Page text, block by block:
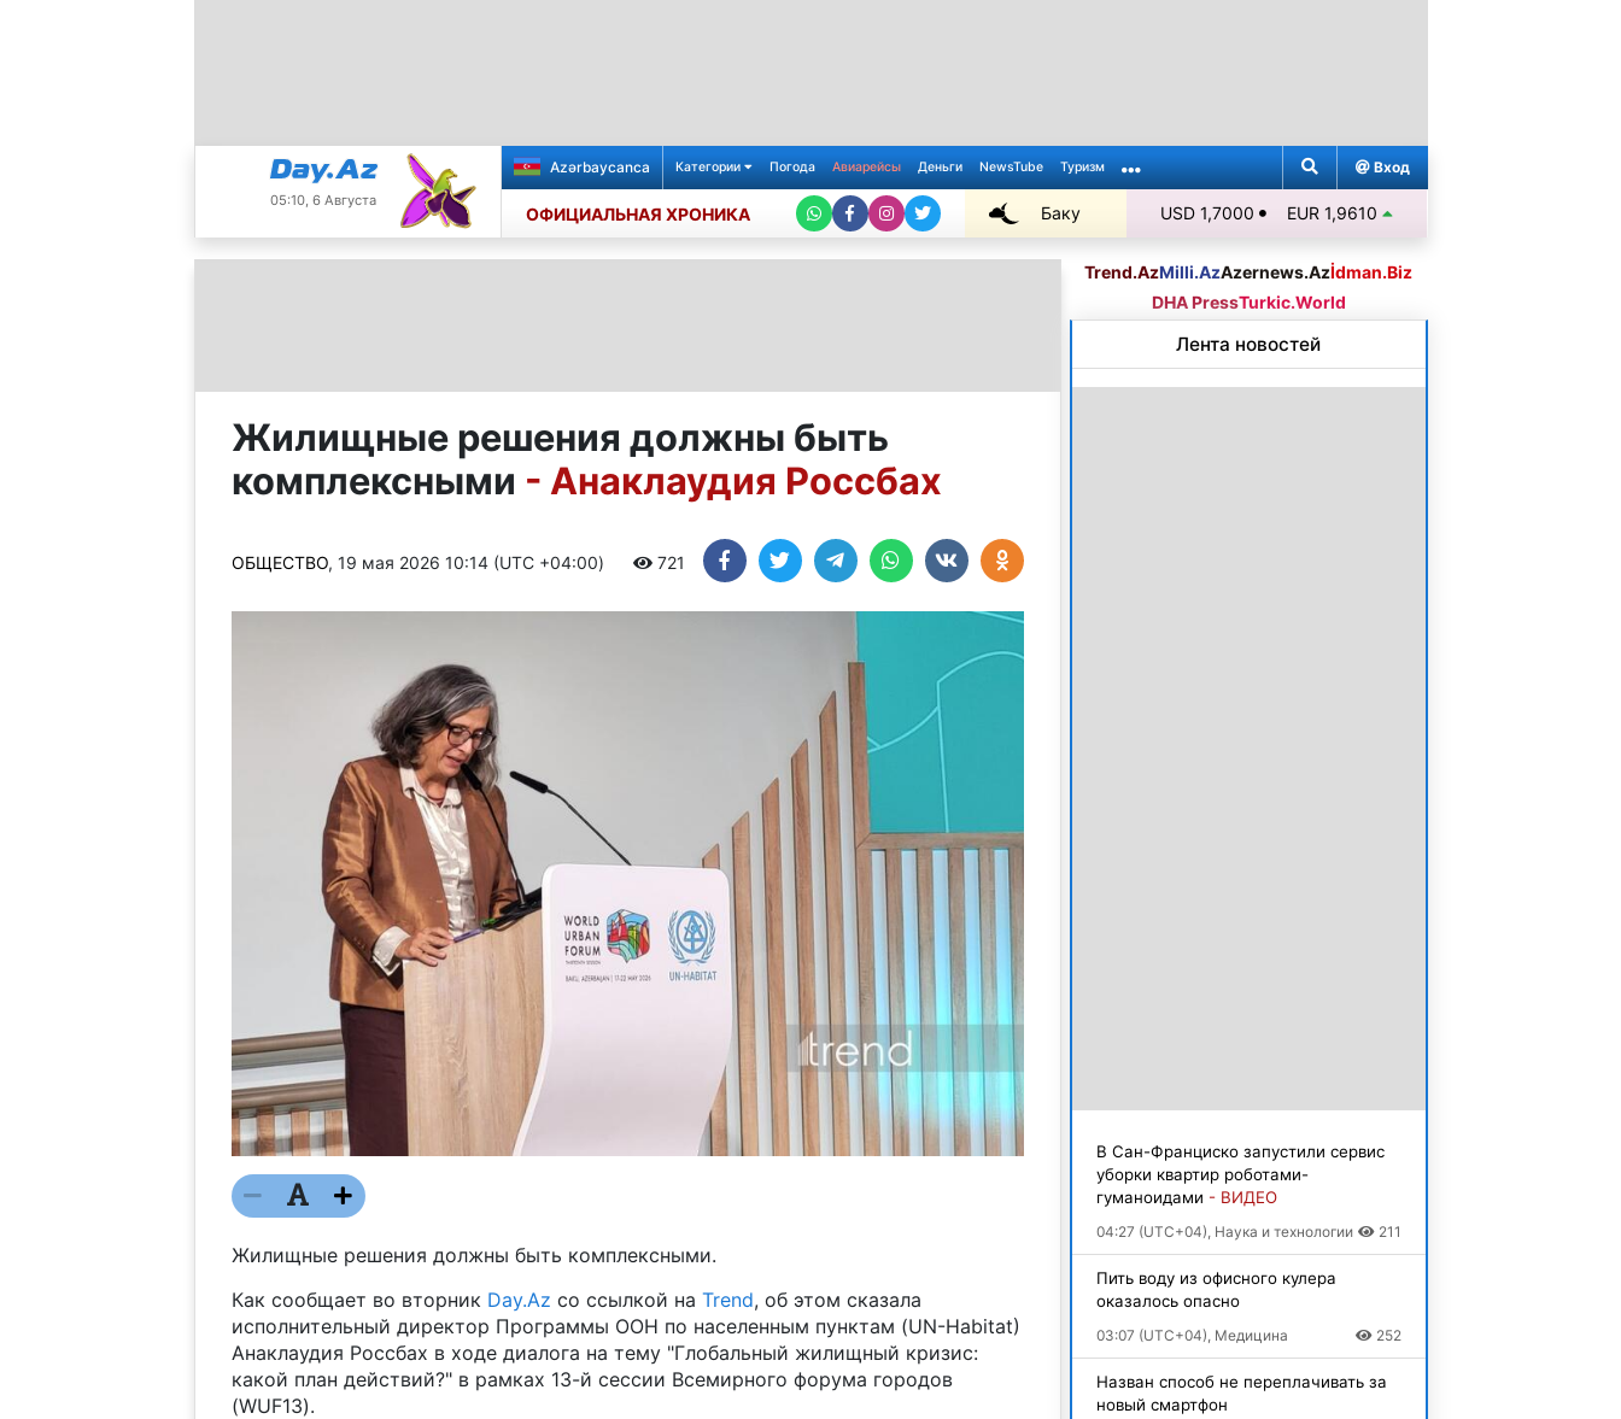
05:10, 6 Августа
Azərbaycanca Категории Погода Авиарейсы Деньги NewsTube Туризм Вход
ОФИЦИАЛЬНАЯ ХРОНИКА Баку
+26℃
USD 1,7000 EUR 1,9610
Жилищные решения должны быть
комплексными - Анаклаудия Россбах
ОБЩЕСТВО, 19 мая 2026 10:14 (UTC +04:00) 721
Жилищные решения должны быть комплексными.
Как сообщает во вторник Day.Az со ссылкой на Trend, об этом сказала
исполнительный директор Программы ООН по населенным пунктам (UN-Habitat)
Анаклаудия Россбах в ходе диалога на тему "Глобальный жилищный кризис:
какой план действий?" в рамках 13-й сессии Всемирного форума городов
(WUF13).
Trend.AzMilli.AzAzernews.Azİdman.Biz
DHA PressTurkic.World
Лента новостей
В Сан-Франциско запустили сервис
уборки квартир роботами-
гуманоидами - ВИДЕО
04:27 (UTC+04), Наука и технологии 211
Пить воду из офисного кулера
оказалось опасно
03:07 (UTC+04), Медицина 252
Назван способ не переплачивать за
новый смартфон